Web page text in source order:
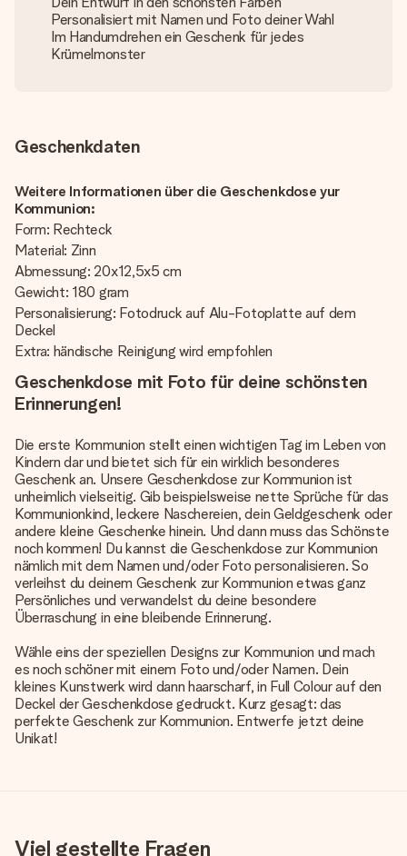
Personalisiert mit Namen und Foto deiner Wahl
Im Handumdrehen ein Geschenk für jedes
Krümelmonster
Geschenkdaten
Weitere Informationen über die Geschenkdose yur
Kommunion:
Form: Rechteck
Material: Zinn
Abmessung: 20x12,5x5 cm
Gewicht: 180 gram
Personalisierung: Fotodruck auf Alu-Fotoplatte auf dem
Deckel
Extra: händische Reinigung wird empfohlen
Geschenkdose mit Foto für deine schönsten
Erinnerungen!
Die erste Kommunion stellt einen wichtigen Tag im Leben von
Kindern dar und bietet sich für ein wirklich besonderes
Geschenk an. Unsere Geschenkdose zur Kommunion ist
unheimlich vielseitig. Gib beispielsweise nette Sprüche für das
Kommunionkind, leckere Naschereien, dein Geldgeschenk oder
andere kleine Geschenke hinein. Und dann muss das Schönste
noch kommen! Du kannst die Geschenkdose zur Kommunion
nämlich mit dem Namen und/oder Foto personalisieren. So
verleihst du deinem Geschenk zur Kommunion etwas ganz
Persönliches und verwandelst du deine besondere
Überraschung in eine bleibende Erinnerung.
Wähle eins der speziellen Designs zur Kommunion und mach
es noch schöner mit einem Foto und/oder Namen. Dein
kleines Kunstwerk wird dann haarscharf, in Full Colour auf den
Deckel der Geschenkdose gedruckt. Kurz gesagt: das
perfekte Geschenk zur Kommunion. Entwerfe jetzt deine
Unikat!
Viel gestellte Fragen